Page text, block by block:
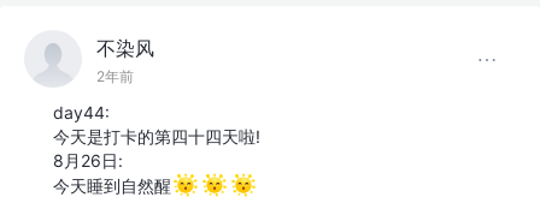
不染风
2年前
day44:
今天是打卡的第四十四天啦!
8月26日:
今天睡到自然醒